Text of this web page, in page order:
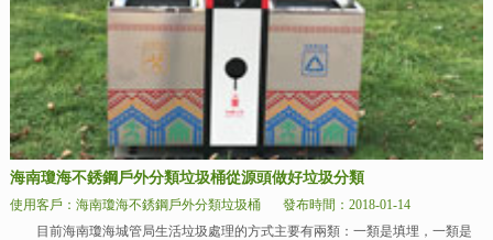
海南瓊海不銹鋼戶外分類垃圾桶從源頭做好垃圾分類
使用客戶：海南瓊海不銹鋼戶外分類垃圾桶
發布時間：2018-01-14
目前海南瓊海城管局生活垃圾處理的方式主要有兩類：一類是填埋，一類是